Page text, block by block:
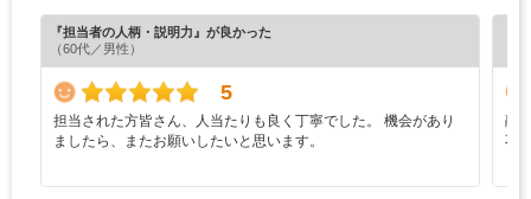
『担当者の人柄・説明力』が良かった
（60代／男性）
5
担当された方皆さん、人当たりも良く丁寧でした。 機会があり
ましたら、またお願いしたいと思います。
融
不